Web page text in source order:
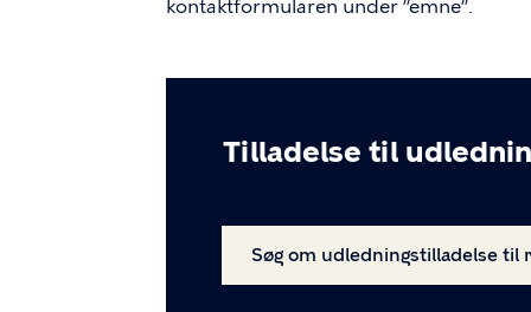
kontaktformularen under ”emne”.
Tilladelse til
Søg om udledningstilladelse til